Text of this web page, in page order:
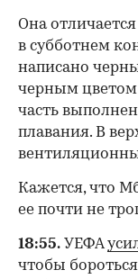
Она
в субботнем
написано
черным цветом
часть
плавания. В
Кажется, что
ее почти не
18:55. УЕФА
чтобы